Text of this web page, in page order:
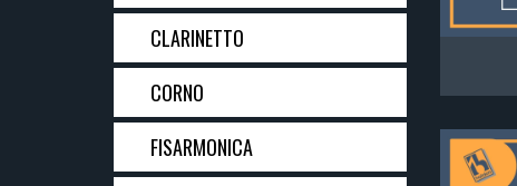
CLARINETTO
CORNO
FISARMONICA